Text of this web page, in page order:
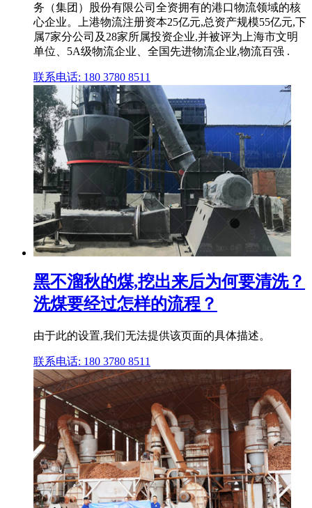
务（集团）股份有限公司全资拥有的港口物流领域的核
心企业。上港物流注册资本25亿元,总资产规模55亿元,下
属7家分公司及28家所属投资企业,并被评为上海市文明
单位、5A级物流企业、全国先进物流企业,物流百强 .
联系电话: 180 3780 8511
黑不溜秋的煤,挖出来后为何要清洗？
洗煤要经过怎样的流程？
由于此的设置,我们无法提供该页面的具体描述。
联系电话: 180 3780 8511